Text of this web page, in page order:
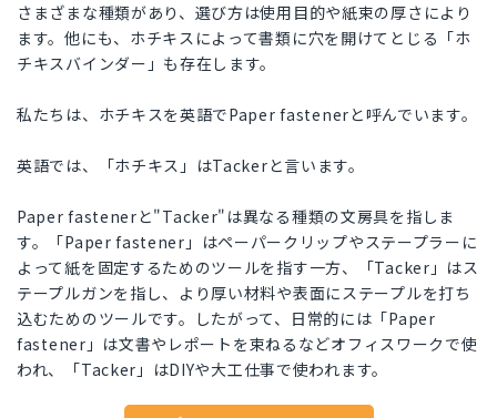
さまざまな種類があり、選び方は使用目的や紙束の厚さにより
ます。他にも、ホチキスによって書類に穴を開けてとじる「ホ
チキスバインダー」も存在します。
私たちは、ホチキスを英語でPaper fastenerと呼んでいます。
英語では、「ホチキス」はTackerと言います。
Paper fastenerと"Tacker"は異なる種類の文房具を指しま
す。「Paper fastener」はペーパークリップやステープラーに
よって紙を固定するためのツールを指す一方、「Tacker」はス
テープルガンを指し、より厚い材料や表面にステープルを打ち
込むためのツールです。したがって、日常的には「Paper
fastener」は文書やレポートを束ねるなどオフィスワークで使
われ、「Tacker」はDIYや大工仕事で使われます。